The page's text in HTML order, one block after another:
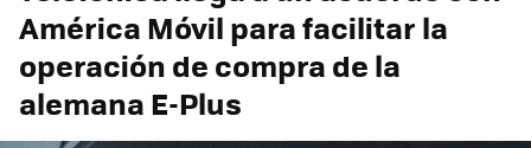
América Móvil para facilitar la
operación de compra de la
alemana E-Plus